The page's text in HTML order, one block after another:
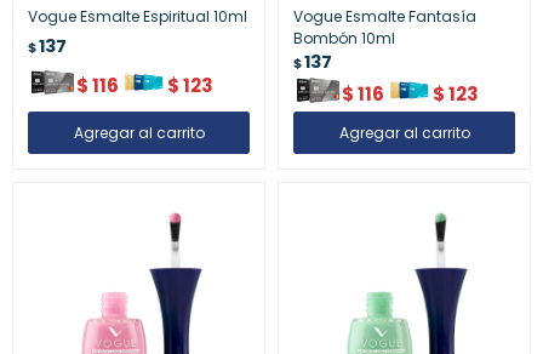
Vogue Esmalte Espiritual 10ml
$137
$116 $123
Vogue Esmalte Fantasía
Bombón 10ml
$137
$116 $123